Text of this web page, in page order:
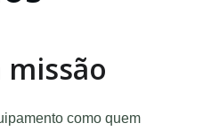
como quem
missão